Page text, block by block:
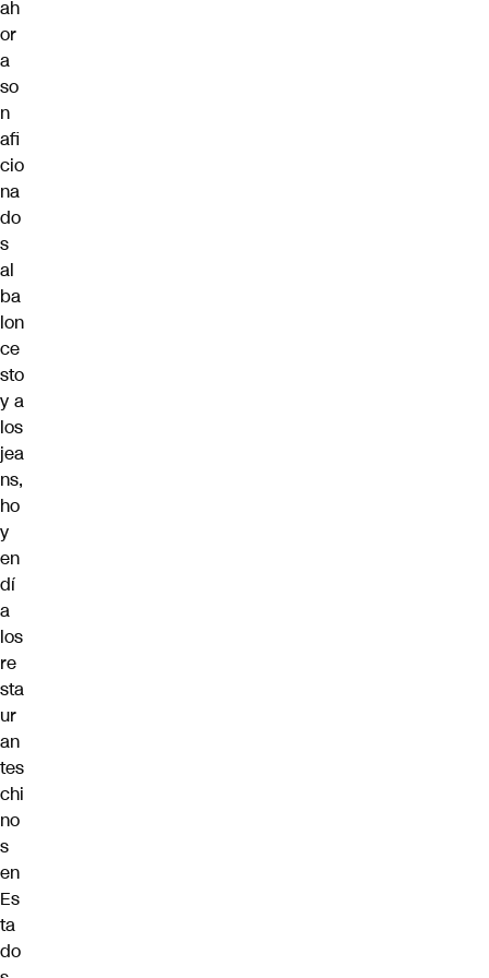
ah
or
a
so
n
afi
cio
na
do
s
al
ba
lon
ce
sto
y a
los
jea
ns,
ho
y
en
dí
a
los
re
sta
ur
an
tes
chi
no
s
en
Es
ta
do